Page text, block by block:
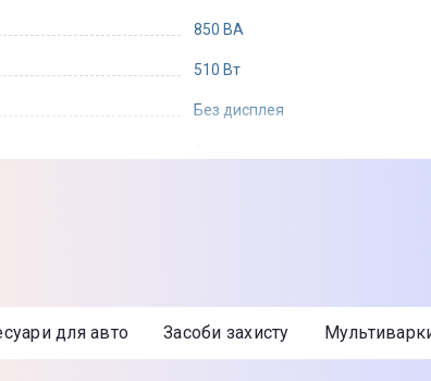
850 ВА
510 Вт
Без дисплея
для авто Засоби захисту